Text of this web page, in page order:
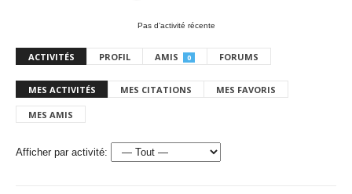
Pas d’activité récente
ACTIVITÉS PROFIL AMIS 0 FORUMS
MES ACTIVITÉS MES CITATIONS MES FAVORIS
MES AMIS
Afficher par activité: